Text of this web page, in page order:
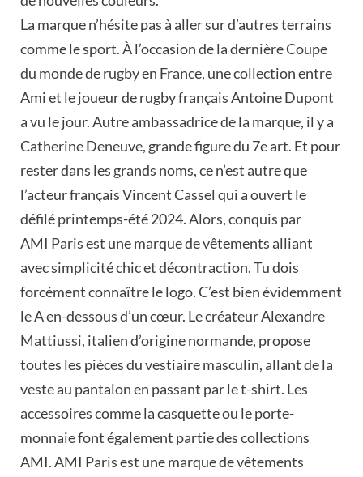
La marque n’hésite pas à aller sur d’autres terrains
comme le sport. À l’occasion de la dernière Coupe
du monde de rugby en France, une collection entre
Ami et le joueur de rugby français Antoine Dupont
a vu le jour. Autre ambassadrice de la marque, il y a
Catherine Deneuve, grande figure du 7e art. Et pour
rester dans les grands noms, ce n’est autre que
l’acteur français Vincent Cassel qui a ouvert le
défilé printemps-été 2024. Alors, conquis par
AMI Paris est une marque de vêtements alliant
avec simplicité chic et décontraction. Tu dois
forcément connaître le logo. C’est bien évidemment
le A en-dessous d’un cœur. Le créateur Alexandre
Mattiussi, italien d’origine normande, propose
toutes les pièces du vestiaire masculin, allant de la
veste au pantalon en passant par le t-shirt. Les
accessoires comme la casquette ou le porte-
monnaie font également partie des collections
AMI. AMI Paris est une marque de vêtements